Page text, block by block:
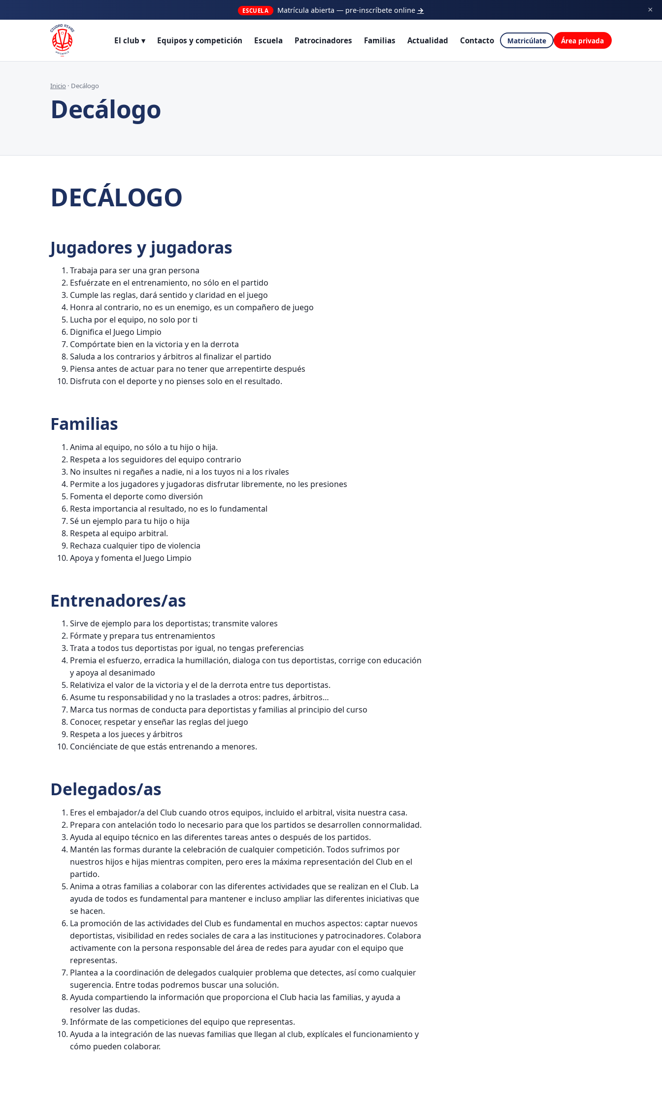
Promociones para socios: consulta las ventajas de nuestros patrocinadores ×
El club ▾ Equipos y competición Escuela Patrocinadores Familias Actualidad Contacto Matricúlate Área privada
Inicio · Decálogo
Decálogo
DECÁLOGO
Jugadores y jugadoras
Trabaja para ser una gran persona
Esfuérzate en el entrenamiento, no sólo en el partido
Cumple las reglas, dará sentido y claridad en el juego
Honra al contrario, no es un enemigo, es un compañero de juego
Lucha por el equipo, no solo por ti
Dignifica el Juego Limpio
Compórtate bien en la victoria y en la derrota
Saluda a los contrarios y árbitros al finalizar el partido
Piensa antes de actuar para no tener que arrepentirte después
Disfruta con el deporte y no pienses solo en el resultado.
Familias
Anima al equipo, no sólo a tu hijo o hija.
Respeta a los seguidores del equipo contrario
No insultes ni regañes a nadie, ni a los tuyos ni a los rivales
Permite a los jugadores y jugadoras disfrutar libremente, no les presiones
Fomenta el deporte como diversión
Resta importancia al resultado, no es lo fundamental
Sé un ejemplo para tu hijo o hija
Respeta al equipo arbitral.
Rechaza cualquier tipo de violencia
Apoya y fomenta el Juego Limpio
Entrenadores/as
Sirve de ejemplo para los deportistas; transmite valores
Fórmate y prepara tus entrenamientos
Trata a todos tus deportistas por igual, no tengas preferencias
Premia el esfuerzo, erradica la humillación, dialoga con tus deportistas, corrige con educación
y apoya al desanimado
Relativiza el valor de la victoria y el de la derrota entre tus deportistas.
Asume tu responsabilidad y no la traslades a otros: padres, árbitros…
Marca tus normas de conducta para deportistas y familias al principio del curso
Conocer, respetar y enseñar las reglas del juego
Respeta a los jueces y árbitros
Conciénciate de que estás entrenando a menores.
Delegados/as
Eres el embajador/a del Club cuando otros equipos, incluido el arbitral, visita nuestra casa.
Prepara con antelación todo lo necesario para que los partidos se desarrollen connormalidad.
Ayuda al equipo técnico en las diferentes tareas antes o después de los partidos.
Mantén las formas durante la celebración de cualquier competición. Todos sufrimos por
nuestros hijos e hijas mientras compiten, pero eres la máxima representación del Club en el
partido.
Anima a otras familias a colaborar con las diferentes actividades que se realizan en el Club. La
ayuda de todos es fundamental para mantener e incluso ampliar las diferentes iniciativas que
se hacen.
La promoción de las actividades del Club es fundamental en muchos aspectos: captar nuevos
deportistas, visibilidad en redes sociales de cara a las instituciones y patrocinadores. Colabora
activamente con la persona responsable del área de redes para ayudar con el equipo que
representas.
Plantea a la coordinación de delegados cualquier problema que detectes, así como cualquier
sugerencia. Entre todas podremos buscar una solución.
Ayuda compartiendo la información que proporciona el Club hacia las familias, y ayuda a
resolver las dudas.
Infórmate de las competiciones del equipo que representas.
Ayuda a la integración de las nuevas familias que llegan al club, explícales el funcionamiento y
cómo pueden colaborar.